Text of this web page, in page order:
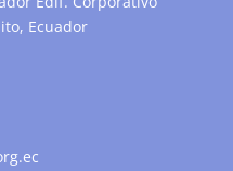
Ecuador